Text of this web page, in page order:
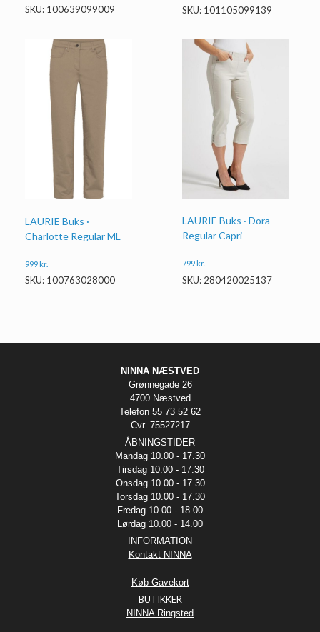
SKU: 100639099009 SKU: 101105099139
LAURIE Buks ·
Charlotte Regular ML
999kr.
SKU: 100763028000
LAURIE Buks · Dora
Regular Capri
799kr.
SKU: 280420025137
NINNA NÆSTVED
Grønnegade 26
4700 Næstved
Telefon 55 73 52 62
Cvr. 75527217
ÅBNINGSTIDER
Mandag 10.00 - 17.30
Tirsdag 10.00 - 17.30
Onsdag 10.00 - 17.30
Torsdag 10.00 - 17.30
Fredag 10.00 - 18.00
Lørdag 10.00 - 14.00
INFORMATION
Kontakt NINNA
Køb Gavekort
BUTIKKER
NINNA Ringsted